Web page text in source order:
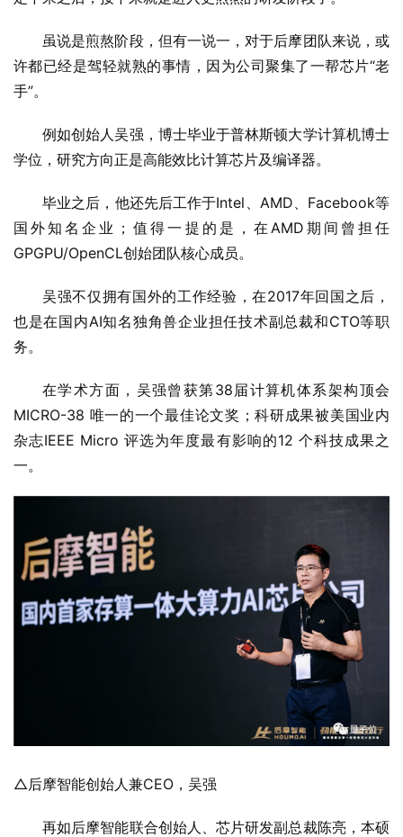
虽说是煎熬阶段，但有一说一，对于后摩团队来说，或
许都已经是驾轻就熟的事情，因为公司聚集了一帮芯片“老
手”。
例如创始人吴强，博士毕业于普林斯顿大学计算机博士
学位，研究方向正是高能效比计算芯片及编译器。
毕业之后，他还先后工作于Intel、AMD、Facebook等
国外知名企业；值得一提的是，在AMD期间曾担任
GPGPU/OpenCL创始团队核心成员。
吴强不仅拥有国外的工作经验，在2017年回国之后，
也是在国内AI知名独角兽企业担任技术副总裁和CTO等职
务。
在学术方面，吴强曾获第38届计算机体系架构顶会
MICRO-38 唯一的一个最佳论文奖；科研成果被美国业内
杂志IEEE Micro 评选为年度最有影响的12 个科技成果之
一。
△后摩智能创始人兼CEO，吴强
再如后摩智能联合创始人、芯片研发副总裁陈亮，本硕